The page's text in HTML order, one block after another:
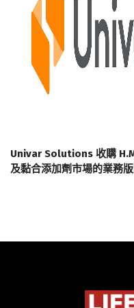
Univar Solutions 收購
及黏合添加劑市場的業務